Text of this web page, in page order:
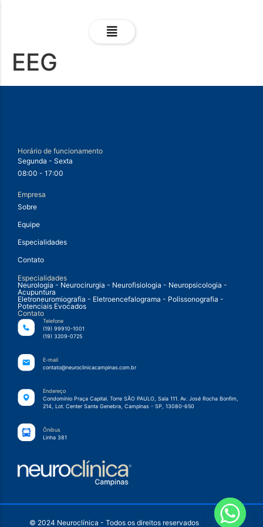
EEG
Horário de funcionamento
Segunda - Sexta
08:00 - 17:00
Empresa
Sobre
Equipe
Especialidades
Contato
Especialidades
Neurologia - Neurocirurgia - Neurofisiologia - Neuropsicologia -
Acupuntura
Eletroneuromiografia - Eletroencefalograma - Polissonografia -
Potenciais Evocados
Contato
Telefone
(19) 99910-1001
(19) 3209-0725
E-mail
contato@neuroclinicacampinas.com.br
Endereço
Condomínio Praça Capital. Torre SÃO PAULO, Sala 111. Av. José Rocha Bonfim,
214, Lot. Center Santa Genebra, Campinas - SP, 13080-650
Ônibus
Linha 381
© 2024 Neuroclínica - Todos os direitos reservados